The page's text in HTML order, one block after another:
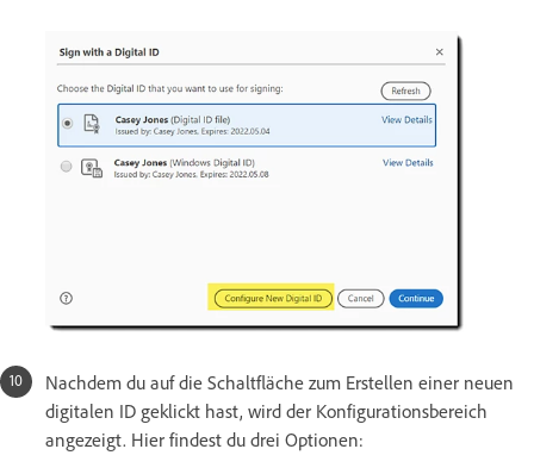
Nachdem du auf die Schaltfläche zum Erstellen einer neuen
digitalen ID geklickt hast, wird der Konfigurationsbereich
angezeigt. Hier findest du drei Optionen: